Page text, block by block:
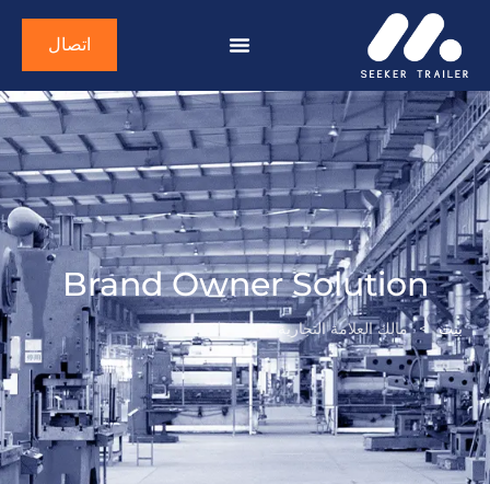
اتصال
Brand Owner Solution
بيت > مالك العلامة التجارية